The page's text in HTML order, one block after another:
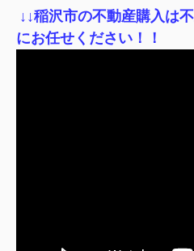
↓ ↓稲沢市の不動産購入は
にお任せください！！